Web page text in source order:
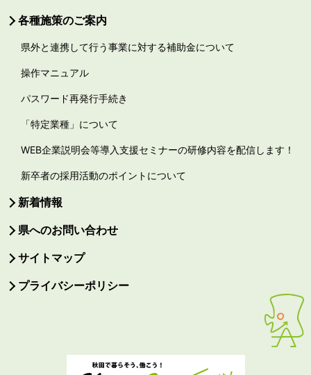
各種施策のご案内
県外と連携して行う事業に対する補助金について
操作マニュアル
パスワード再発行手続き
「特定業種」について
WEB企業説明会等導入支援セミナーの研修内容を配信します！
新卒者の採用活動のポイントについて
新着情報
県へのお問い合わせ
サイトマップ
プライバシーポリシー